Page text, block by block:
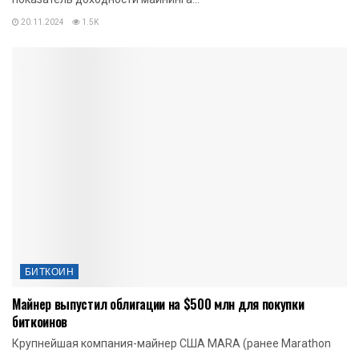
20.11.2024 1.5K
БИТКОИН
Майнер выпустил облигации на $500 млн для покупки
биткоинов
Крупнейшая компания-майнер США MARA (ранее Marathon